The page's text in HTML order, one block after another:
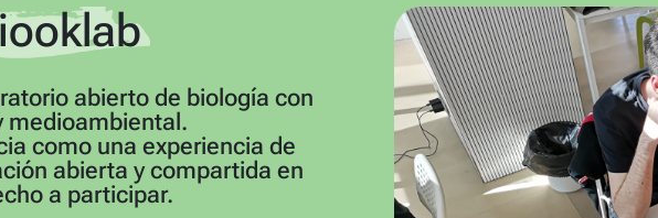
abierto de biología con
medioambiental.
como una experiencia de
abierta y compartida en
a participar.